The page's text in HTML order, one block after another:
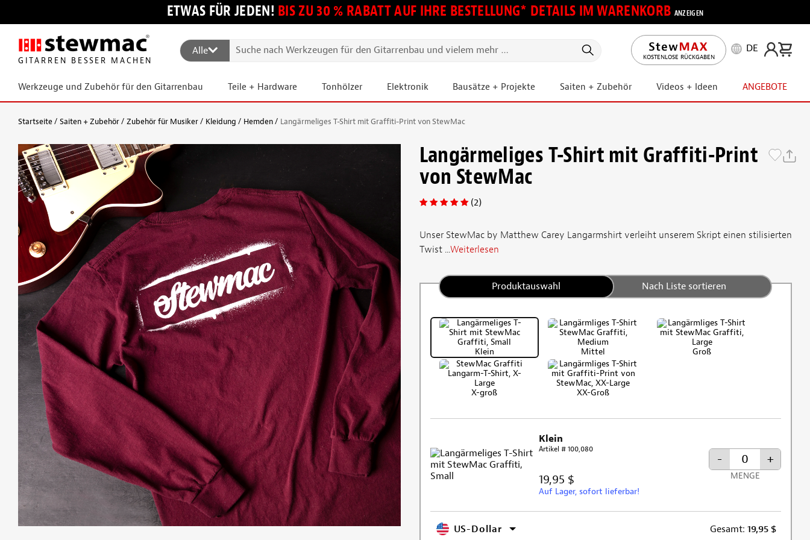
ETWAS FÜR JEDEN! BIS ZU 30 % RABATT AUF IHRE BESTELLUNG* DETAILS IM WARENKORB ANZEIGEN
GITARREN BESSER MACHEN
Alle
KOSTENLOSE RÜCKGABEN
DE
Werkzeuge und Zubehör für den Gitarrenbau Teile + Hardware Tonhölzer Elektronik Bausätze + Projekte Saiten + Zubehör Videos + Ideen ANGEBOTE
Startseite Saiten + Zubehör Zubehör für Musiker Kleidung Hemden Langärmeliges T-Shirt mit Graffiti-Print von StewMac
Langärmeliges T-Shirt mit Graffiti-Print
von StewMac
(2)
Unser StewMac by Matthew Carey Langarmshirt verleiht unserem Skript einen stilisierten
Twist ...Weiterlesen
Produktauswahl Nach Liste sortieren
Klein Mittel Groß
X-groß XX-Groß
Klein
Artikel # 100,080
19,95 $
Auf Lager, sofort lieferbar!
- +
MENGE
US-Dollar Gesamt: 19,95 $